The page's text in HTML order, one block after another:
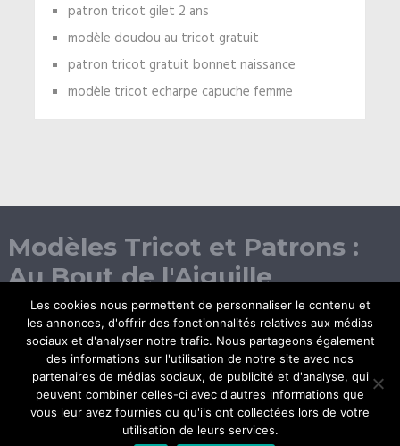
patron tricot gilet 2 ans
modèle doudou au tricot gratuit
patron tricot gratuit bonnet naissance
modèle tricot echarpe capuche femme
Modèles Tricot et Patrons :
Au Bout de l'Aiguille
Les cookies nous permettent de personnaliser le contenu et
les annonces, d'offrir des fonctionnalités relatives aux médias
sociaux et d'analyser notre trafic. Nous partageons également
des informations sur l'utilisation de notre site avec nos
partenaires de médias sociaux, de publicité et d'analyse, qui
peuvent combiner celles-ci avec d'autres informations que
vous leur avez fournies ou qu'ils ont collectées lors de votre
utilisation de leurs services.